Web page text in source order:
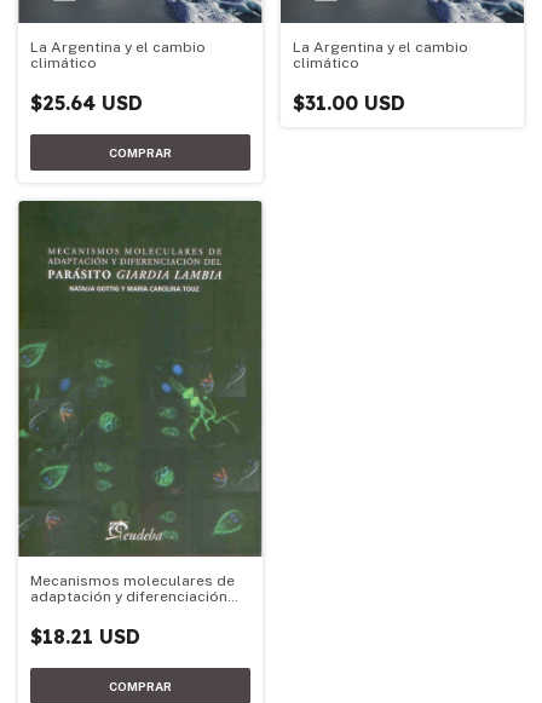
La Argentina y el cambio
climático
$25.64 USD
La Argentina y el cambio
climático
$31.00 USD
Mecanismos moleculares de
adaptación y diferenciación
$18.21 USD